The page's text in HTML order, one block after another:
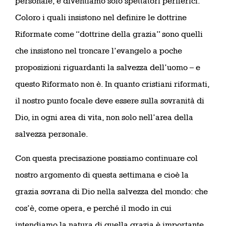
Coloro i quali insistono nel definire le dottrine
Riformate come “dottrine della grazia” sono quelli
che insistono nel troncare l’evangelo a poche
proposizioni riguardanti la salvezza dell’uomo – e
questo Riformato non è. In quanto cristiani riformati,
il nostro punto focale deve essere sulla sovranità di
Dio, in ogni area di vita, non solo nell’area della
salvezza personale.
Con questa precisazione possiamo continuare col
nostro argomento di questa settimana e cioè la
grazia sovrana di Dio nella salvezza del mondo: che
cos’è, come opera, e perché il modo in cui